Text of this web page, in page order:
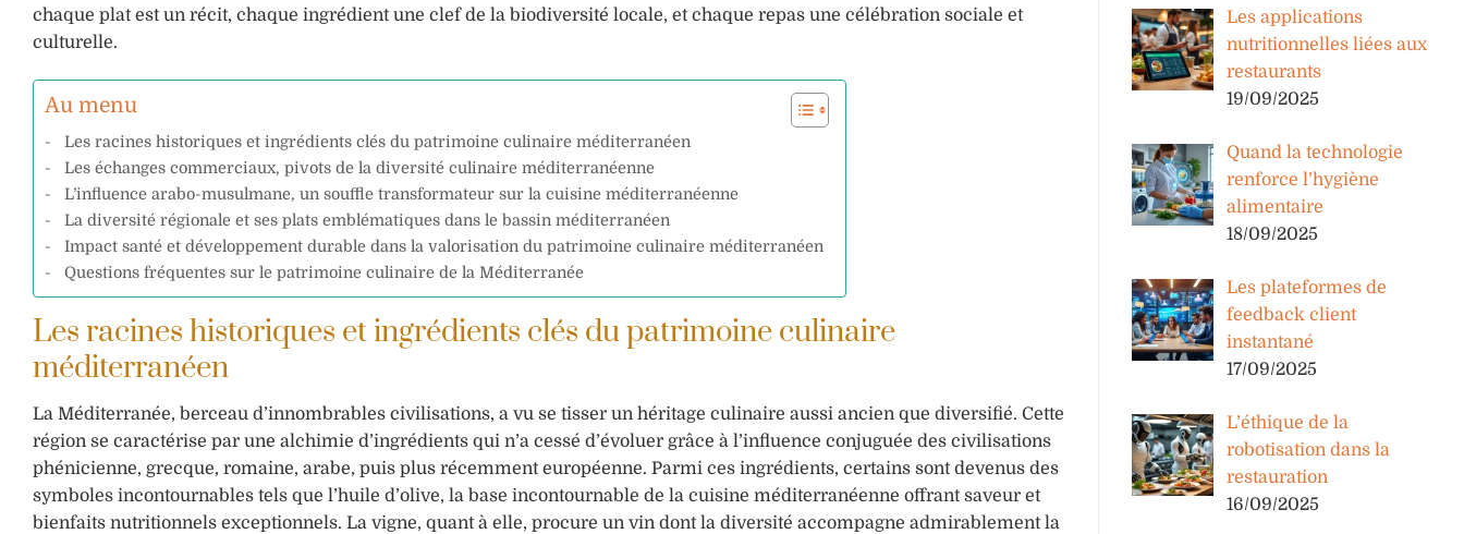
chaque plat est un récit, chaque ingrédient une clef de la biodiversité locale, et chaque repas une célébration sociale et
culturelle.
Au menu
Les racines historiques et ingrédients clés du patrimoine culinaire méditerranéen
Les échanges commerciaux, pivots de la diversité culinaire méditerranéenne
L’influence arabo-musulmane, un souffle transformateur sur la cuisine méditerranéenne
La diversité régionale et ses plats emblématiques dans le bassin méditerranéen
Impact santé et développement durable dans la valorisation du patrimoine culinaire méditerranéen
Questions fréquentes sur le patrimoine culinaire de la Méditerranée
Les racines historiques et ingrédients clés du patrimoine culinaire
méditerranéen
La Méditerranée, berceau d’innombrables civilisations, a vu se tisser un héritage culinaire aussi ancien que diversifié. Cette
région se caractérise par une alchimie d’ingrédients qui n’a cessé d’évoluer grâce à l’influence conjuguée des civilisations
phénicienne, grecque, romaine, arabe, puis plus récemment européenne. Parmi ces ingrédients, certains sont devenus des
symboles incontournables tels que l’huile d’olive, la base incontournable de la cuisine méditerranéenne offrant saveur et
bienfaits nutritionnels exceptionnels. La vigne, quant à elle, procure un vin dont la diversité accompagne admirablement la
Les applications
nutritionnelles liées aux
restaurants
19/09/2025
Quand la technologie
renforce l’hygiène
alimentaire
18/09/2025
Les plateformes de
feedback client
instantané
17/09/2025
L’éthique de la
robotisation dans la
restauration
16/09/2025